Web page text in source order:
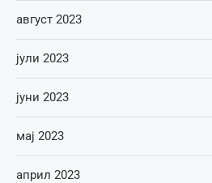
август 2023
јули 2023
јуни 2023
мај 2023
април 2023